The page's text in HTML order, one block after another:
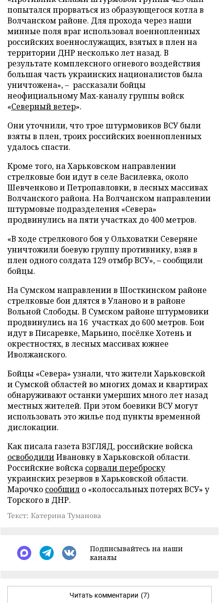
попытался прорваться из образующегося котла в
Волчанском районе. Для прохода через наши
минные поля враг использовал военнопленных
российских военнослужащих, взятых в плен на
территории ДНР несколько лет назад. В
результате комплексного огневого воздействия
большая часть украинских националистов была
уничтожена», – рассказали бойцы
неофициальному Max-каналу группы войск
«Северный ветер».
Они уточнили, что трое штурмовиков ВСУ были
взяты в плен, троих российских военнопленных
удалось спасти.
Кроме того, на Харьковском направлении
стрелковые бои идут в селе Василевка, около
Шевченково и Петропавловки, в лесных массивах
Волчанского района. На Волчанском направлении
штурмовые подразделения «Севера»
продвинулись на пяти участках до 400 метров.
«В ходе стрелкового боя у Ольховатки Северяне
уничтожили боевую группу противнику, взяв в
плен одного солдата 129 отмбр ВСУ», – сообщили
бойцы.
На Сумском направлении в Шосткинском районе
стрелковые бои длятся в Уланово и в районе
Вольной Слободы. В Сумском районе штурмовики
продвинулись на 16 участках до 600 метров. Бои
идут в Писаревке, Марьино, посёлке Хотень и
окрестностях, в лесных массивах южнее
Иволжанского.
Бойцы «Севера» узнали, что жители Харьковской
и Сумской областей во многих домах и квартирах
обнаруживают останки умерших много лет назад
местных жителей. При этом боевики ВСУ могут
использовать это жилье под пункты временной
дислокации.
Как писала газета ВЗГЛЯД, российские войска
освободилиИвановку в Харьковской области.
Российские войска сорвали переброску
украинских резервов в Харьковской области.
Марочко сообщил о «колоссальных потерях ВСУ» у
Торского в ДНР.
Текст: Катерина Туманова
Подписывайтесь на наши
каналы
Читать комментарии (7)